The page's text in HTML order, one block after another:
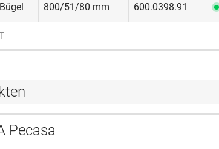
800/51/80 mm 600.0398.91
Pecasa